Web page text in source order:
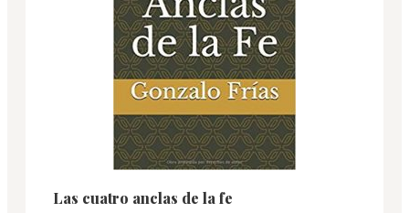
Las cuatro anclas de la fe